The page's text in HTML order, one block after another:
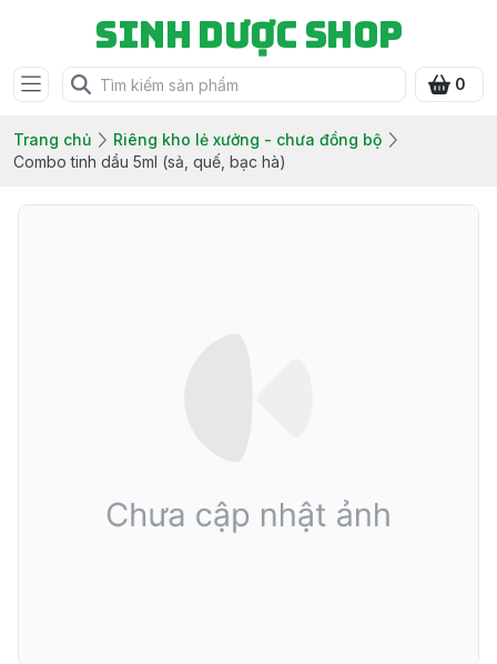
Sinh Dược Shop
0
Trang chủ
Riêng kho lẻ xưởng - chưa đồng bộ
Combo tinh dầu 5ml (sả, quế, bạc hà)